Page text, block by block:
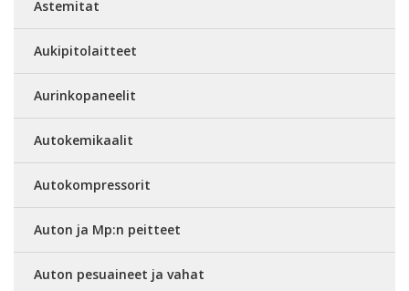
Astemitat
Aukipitolaitteet
Aurinkopaneelit
Autokemikaalit
Autokompressorit
Auton ja Mp:n peitteet
Auton pesuaineet ja vahat